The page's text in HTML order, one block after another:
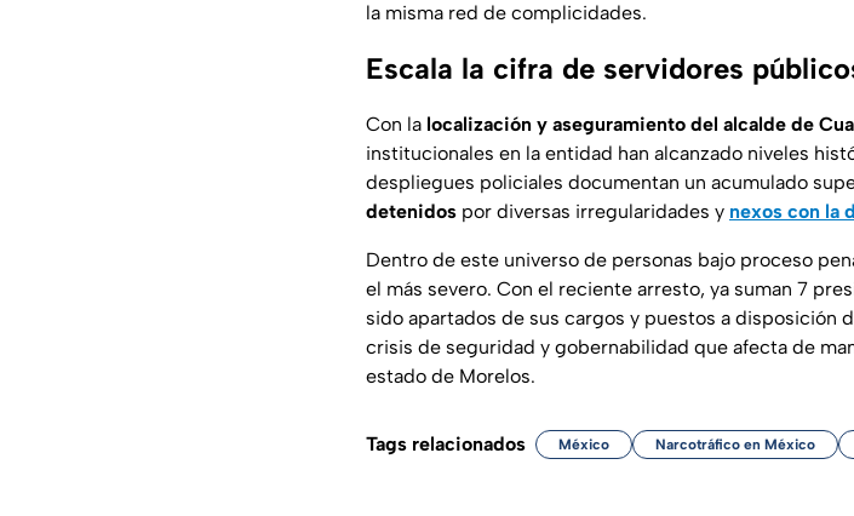
la misma red de complicidades.
Escala la cifra de servidores
Con la localización y aseguramiento del alcalde de
institucionales en la entidad han alcanzado niveles
despliegues policiales documentan un acumulado
detenidos por diversas irregularidades y nexos con la
Dentro de este universo de personas bajo proceso
el más severo. Con el reciente arresto, ya suman 7
sido apartados de sus cargos y puestos a disposición
crisis de seguridad y gobernabilidad que afecta de
estado de Morelos.
Tags relacionados México Narcotráfico en México